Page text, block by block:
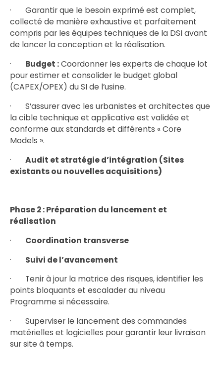
· Garantir que le besoin exprimé est complet,
collecté de manière exhaustive et parfaitement
compris par les équipes techniques de la DSI avant
de lancer la conception et la réalisation.
· Budget :Coordonner les experts de chaque lot
pour estimer et consolider le budget global
(CAPEX/OPEX) du SI de l’usine.
· S’assurer avec les urbanistes et architectes que
la cible technique et applicative est validée et
conforme aux standards et différents « Core
Models ».
· Audit et stratégie d’intégration (Sites
existants ou nouvelles acquisitions)
Phase 2 : Préparation du lancement et
réalisation
· Coordination transverse
· Suivi de l’avancement
· Tenir à jour la matrice des risques, identifier les
points bloquants et escalader au niveau
Programme si nécessaire.
· Superviser le lancement des commandes
matérielles et logicielles pour garantir leur livraison
sur site à temps.